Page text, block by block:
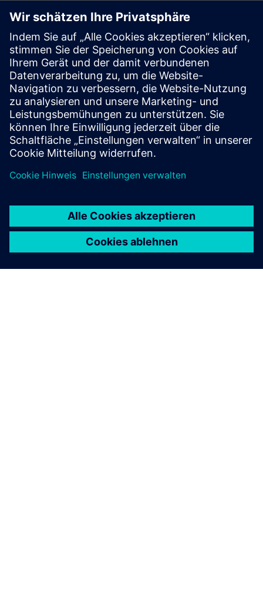
Ressourcen
Mehr erfahren
Voraussetzungen
P&I-Schaltpläne, Zeichnungen, Grundrisse und Grundrisse,
Einreichung von Systementwürfen
Datenbank für den Import
Backup von Altsystemen;